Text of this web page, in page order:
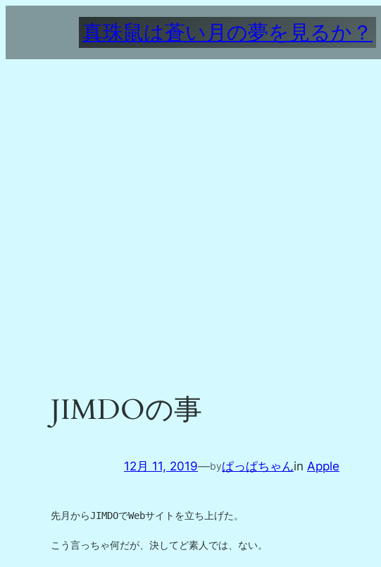
真珠鼠は蒼い月の夢を見るか？
JIMDOの事
12月 11, 2019—byぱっぱちゃんin Apple
先月からJIMDOでWebサイトを立ち上げた。
こう言っちゃ何だが、決してど素人では、ない。